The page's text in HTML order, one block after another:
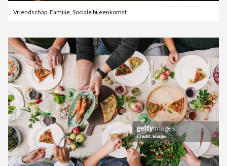
Vriendschap, Familie, Sociale bijeenkomst